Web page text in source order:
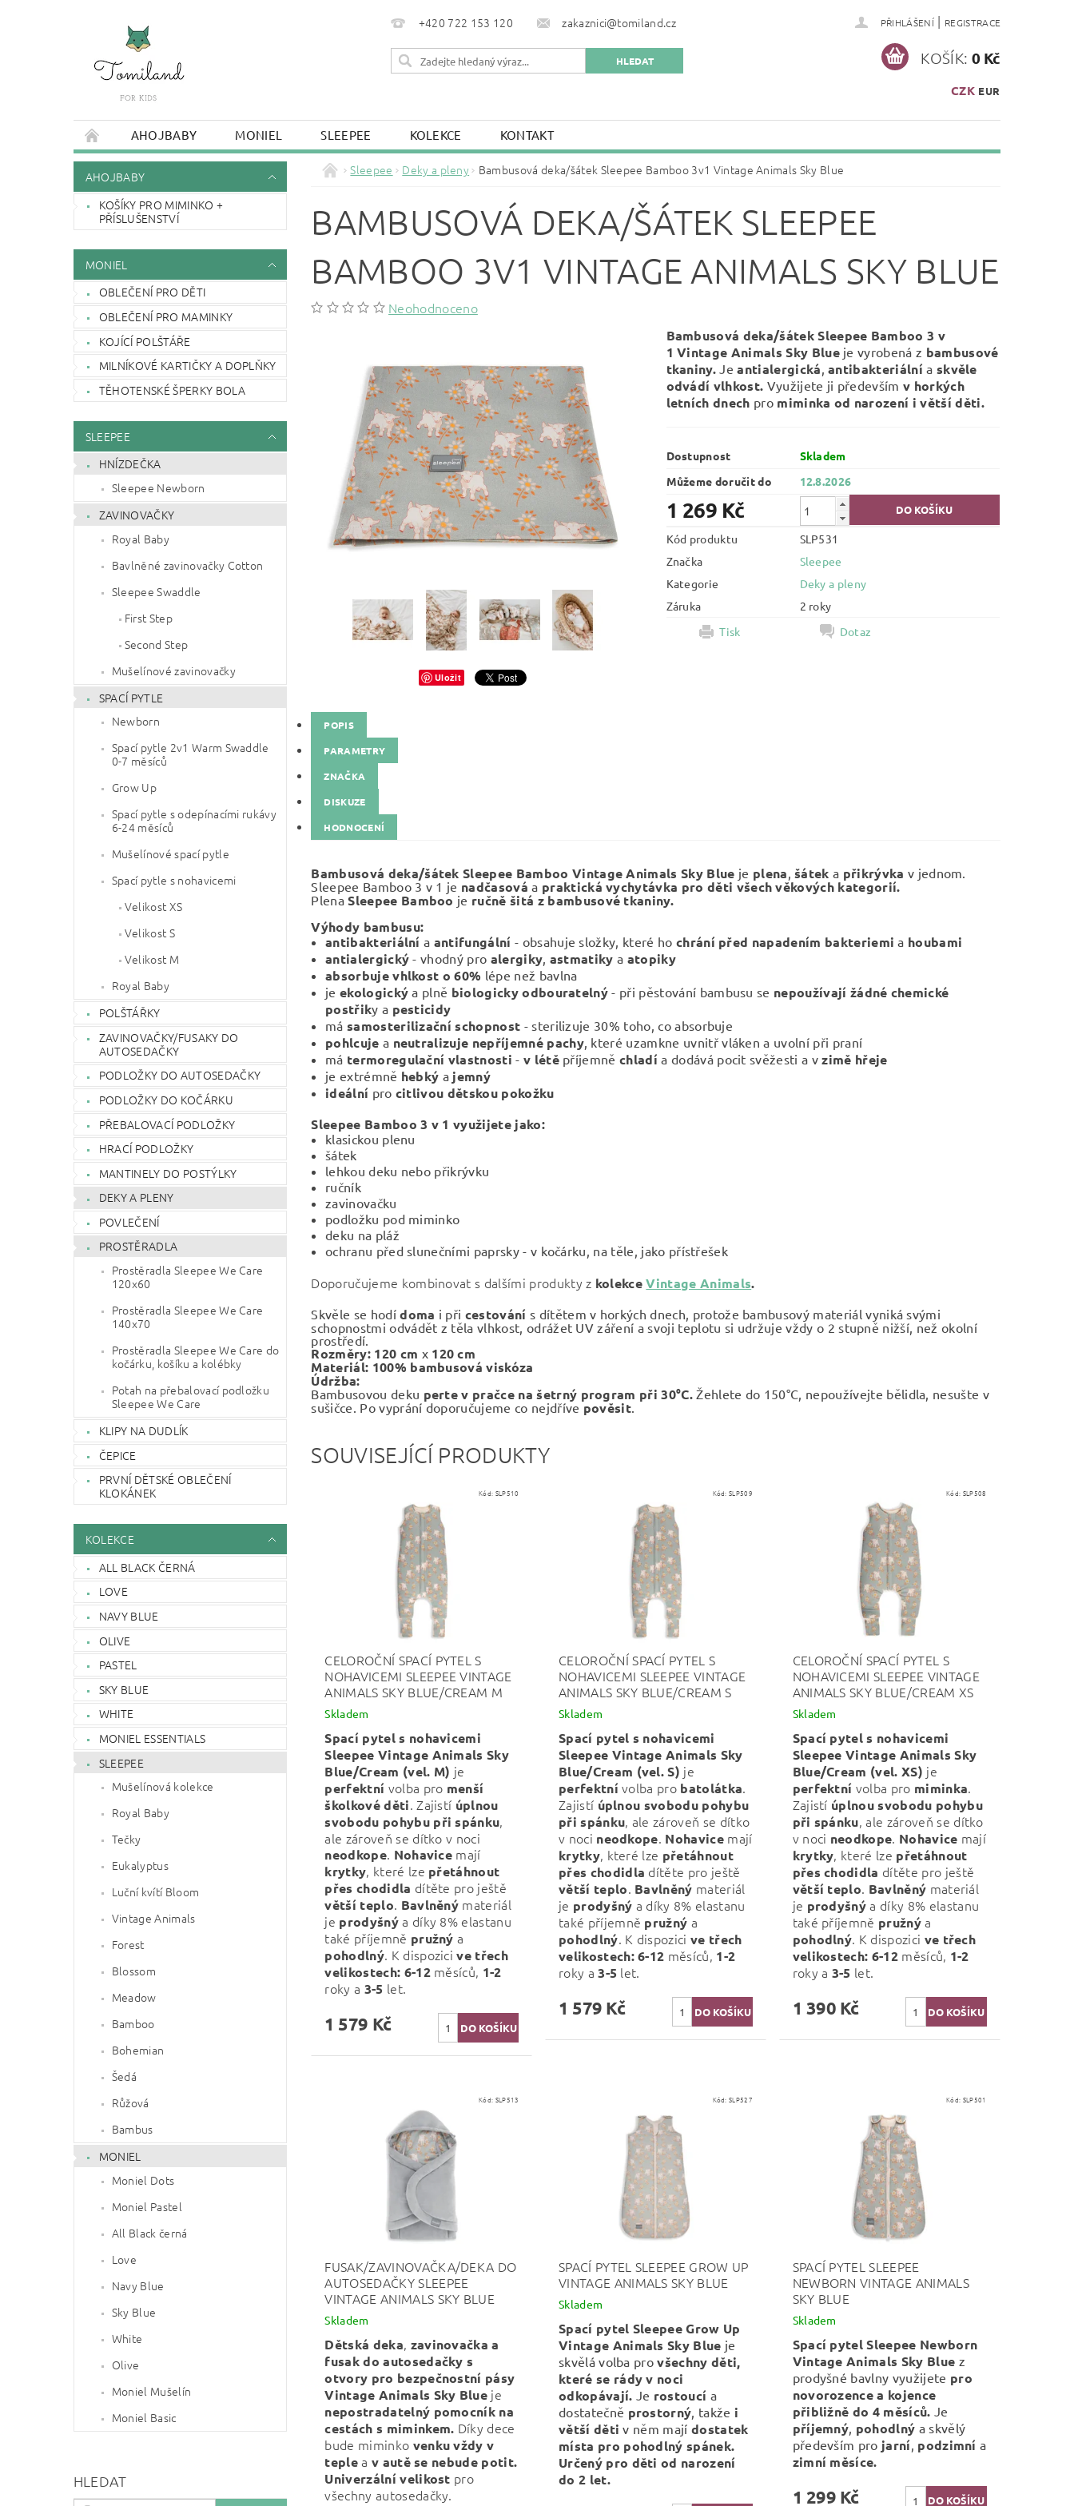
+420 722 153 120 zakaznici@tomiland.cz PŘIHLÁŠENÍ | REGISTRACE
CZK EUR
KOŠÍK: 0 Kč
AHOJBABY MONIEL SLEEPEE KOLEKCE KONTAKT
AHOJBABY
KOŠÍKY PRO MIMINKO +
PŘÍSLUŠENSTVÍ
MONIEL
OBLEČENÍ PRO DĚTI
OBLEČENÍ PRO MAMINKY
KOJÍCÍ POLŠTÁŘE
MILNÍKOVÉ KARTIČKY A DOPLŇKY
TĚHOTENSKÉ ŠPERKY BOLA
SLEEPEE
HNÍZDEČKA
Sleepee Newborn
ZAVINOVAČKY
Royal Baby
Bavlněné zavinovačky Cotton
Sleepee Swaddle
First Step
Second Step
Mušelínové zavinovačky
SPACÍ PYTLE
Newborn
Spací pytle 2v1 Warm Swaddle
0-7 měsíců
Grow Up
Spací pytle s odepínacími rukávy
6-24 měsíců
Mušelínové spací pytle
Spací pytle s nohavicemi
Velikost XS
Velikost S
Velikost M
Royal Baby
POLŠTÁŘKY
ZAVINOVAČKY/FUSAKY DO
AUTOSEDAČKY
PODLOŽKY DO AUTOSEDAČKY
PODLOŽKY DO KOČÁRKU
PŘEBALOVACÍ PODLOŽKY
HRACÍ PODLOŽKY
MANTINELY DO POSTÝLKY
DEKY A PLENY
POVLEČENÍ
PROSTĚRADLA
Prostěradla Sleepee We Care
120x60
Prostěradla Sleepee We Care
140x70
Prostěradla Sleepee We Care do
kočárku, košíku a kolébky
Potah na přebalovací podložku
Sleepee We Care
KLIPY NA DUDLÍK
ČEPICE
PRVNÍ DĚTSKÉ OBLEČENÍ
KLOKÁNEK
KOLEKCE
ALL BLACK ČERNÁ
LOVE
NAVY BLUE
OLIVE
PASTEL
SKY BLUE
WHITE
MONIEL ESSENTIALS
SLEEPEE
Mušelínová kolekce
Royal Baby
Tečky
Eukalyptus
Luční kvítí Bloom
Vintage Animals
Forest
Blossom
Meadow
Bamboo
Bohemian
Šedá
Růžová
Bambus
MONIEL
Moniel Dots
Moniel Pastel
All Black černá
Love
Navy Blue
Sky Blue
White
Olive
Moniel Mušelín
Moniel Basic
HLEDAT
Sleepee Deky a pleny Bambusová deka/šátek Sleepee Bamboo 3v1 Vintage Animals Sky Blue
BAMBUSOVÁ DEKA/ŠÁTEK SLEEPEE
BAMBOO 3V1 VINTAGE ANIMALS SKY BLUE
Neohodnoceno
Uložit
Bambusová deka/šátek Sleepee Bamboo 3 v
1 Vintage Animals Sky Blue je vyrobená z bambusové
tkaniny. Jeantialergická,antibakteriální a skvěle
odvádí vlhkost. Využijete ji především v horkých
letních dnech promiminka od narození i větší děti.
Dostupnost
Skladem
Můžeme doručit do
12.8.2026
1 269 Kč
Kód produktu
SLP531
Značka
Sleepee
Kategorie
Deky a pleny
Záruka
2 roky
Tisk
Dotaz
POPIS
PARAMETRY
ZNAČKA
DISKUZE
HODNOCENÍ
Bambusová deka/šátek Sleepee Bamboo Vintage Animals Sky Blue je plena,šátek a přikrývka v jednom.
Sleepee Bamboo 3 v 1 je nadčasová a praktická vychytávka pro děti všech věkových kategorií.
Plena Sleepee Bamboo je ručně šitá z bambusové tkaniny.
Výhody bambusu:
antibakteriální a antifungální - obsahuje složky, které ho chrání před napadením bakteriemi a houbami
antialergický - vhodný pro alergiky, astmatiky a atopiky
absorbuje vhlkost o 60% lépe než bavlna
je ekologický a plně biologicky odbouratelný - při pěstování bambusu se nepoužívají žádné chemické
postřiky a pesticidy
má samosterilizační schopnost - sterilizuje 30% toho, co absorbuje
pohlcuje a neutralizuje nepříjemné pachy, které uzamkne uvnitř vláken a uvolní při praní
má termoregulační vlastnosti - v létěpříjemněchladí a dodává pocit svěžesti a vzimě hřeje
je extrémně hebký a jemný
ideální pro citlivou dětskou pokožku
Sleepee Bamboo 3 v 1 využijete jako:
klasickou plenu
šátek
lehkou deku nebo přikrývku
ručník
zavinovačku
podložku pod miminko
deku na pláž
ochranu před slunečními paprsky - v kočárku, na těle, jako přístřešek
Doporučujeme kombinovat s dalšími produkty z kolekceVintage Animals.
Skvěle se hodídoma i při cestování s dítětem v horkých dnech, protože bambusový materiál vyniká svými
schopnostmi odvádět z těla vlhkost, odrážet UV záření a svoji teplotu si udržuje vždy o 2 stupně nižší, než okolní
prostředí.
Rozměry: 120 cm x 120 cm
Materiál: 100% bambusová viskóza
Údržba:
Bambusovou deku perte v pračce na šetrný program při 30°C. Žehlete do 150°C, nepoužívejte bělidla, nesušte v
sušičce. Po vyprání doporučujeme co nejdříve pověsit.
SOUVISEJÍCÍ PRODUKTY
Kód: SLP510
CELOROČNÍ SPACÍ PYTEL S
NOHAVICEMI SLEEPEE VINTAGE
ANIMALS SKY BLUE/CREAM M
Skladem
Spací pytel s nohavicemi
Sleepee Vintage Animals Sky
Blue/Cream (vel. M) je
perfektní volba pro menší
školkové děti. Zajistí úplnou
svobodu pohybu při spánku,
ale zároveň se dítko v noci
neodkope. Nohavice mají
krytky, které lze přetáhnout
přes chodidla dítěte pro ještě
větší teplo. Bavlněný materiál
je prodyšnýa díky 8% elastanu
také příjemně pružný a
pohodlný. K dispozicive třech
velikostech: 6-12měsíců, 1-2
roky a 3-5 let.
1 579 Kč
Kód:SLP509
CELOROČNÍ SPACÍ PYTEL S
NOHAVICEMI SLEEPEE VINTAGE
ANIMALS SKY BLUE/CREAM S
Skladem
Spací pytel s nohavicemi
Sleepee Vintage Animals Sky
Blue/Cream (vel. S) je
perfektnívolba pro batolátka.
Zajistí úplnou svobodu pohybu
při spánku, ale zároveň se dítko
v noci neodkope. Nohavicemají
krytky, které lze přetáhnout
přes chodidla dítěte pro ještě
větší teplo. Bavlněný materiál
je prodyšný a díky 8% elastanu
také příjemně pružný a
pohodlný. K dispozici ve třech
velikostech: 6-12 měsíců, 1-2
roky a3-5 let.
1 579 Kč
Kód: SLP508
CELOROČNÍ SPACÍ PYTEL S
NOHAVICEMI SLEEPEE VINTAGE
ANIMALS SKY BLUE/CREAM XS
Skladem
Spací pytel s nohavicemi
Sleepee Vintage Animals Sky
Blue/Cream (vel. XS) je
perfektní volba pro miminka.
Zajistí úplnou svobodu pohybu
při spánku, ale zároveň se dítko
v noci neodkope. Nohavice mají
krytky, které lze přetáhnout
přes chodidla dítěte pro ještě
větší teplo. Bavlněný materiál
je prodyšnýa díky 8% elastanu
také příjemně pružnýa
pohodlný. K dispozici ve třech
velikostech: 6-12měsíců, 1-2
roky a 3-5 let.
1 390 Kč
Kód: SLP513
FUSAK/ZAVINOVAČKA/DEKA DO
AUTOSEDAČKY SLEEPEE
VINTAGE ANIMALS SKY BLUE
Skladem
Dětská deka, zavinovačka a
fusak do autosedačky s
otvory pro bezpečnostní pásy
Vintage Animals Sky Blue je
nepostradatelný pomocník na
cestách s miminkem. Díky dece
bude miminko venku vždy v
teplea v autě se nebude potit.
Univerzální velikost pro
všechny autosedačky.
Kód:SLP527
SPACÍ PYTEL SLEEPEE GROW UP
VINTAGE ANIMALS SKY BLUE
Skladem
Spací pytel Sleepee Grow Up
Vintage Animals Sky Blue je
skvělávolba provšechny děti,
které se rády v noci
odkopávají. Je rostoucí a
dostatečně prostorný , takže i
větší děti v něm mají dostatek
místa pro pohodlný spánek.
Určený pro děti od narození
do 2 let.
Kód: SLP501
SPACÍ PYTEL SLEEPEE
NEWBORN VINTAGE ANIMALS
SKY BLUE
Skladem
Spací pytel Sleepee Newborn
Vintage Animals Sky Blue z
prodyšné bavlny využijete pro
novorozence a kojence
přibližně do 4 měsíců. Je
příjemný pohodlný a skvělý
především pro jarní podzimní a
zimní měsíce.
1 299 Kč